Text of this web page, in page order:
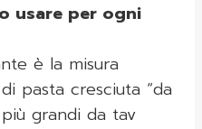
usare per ogni
è la misura
pasta cresciuta “da
grandi da tav